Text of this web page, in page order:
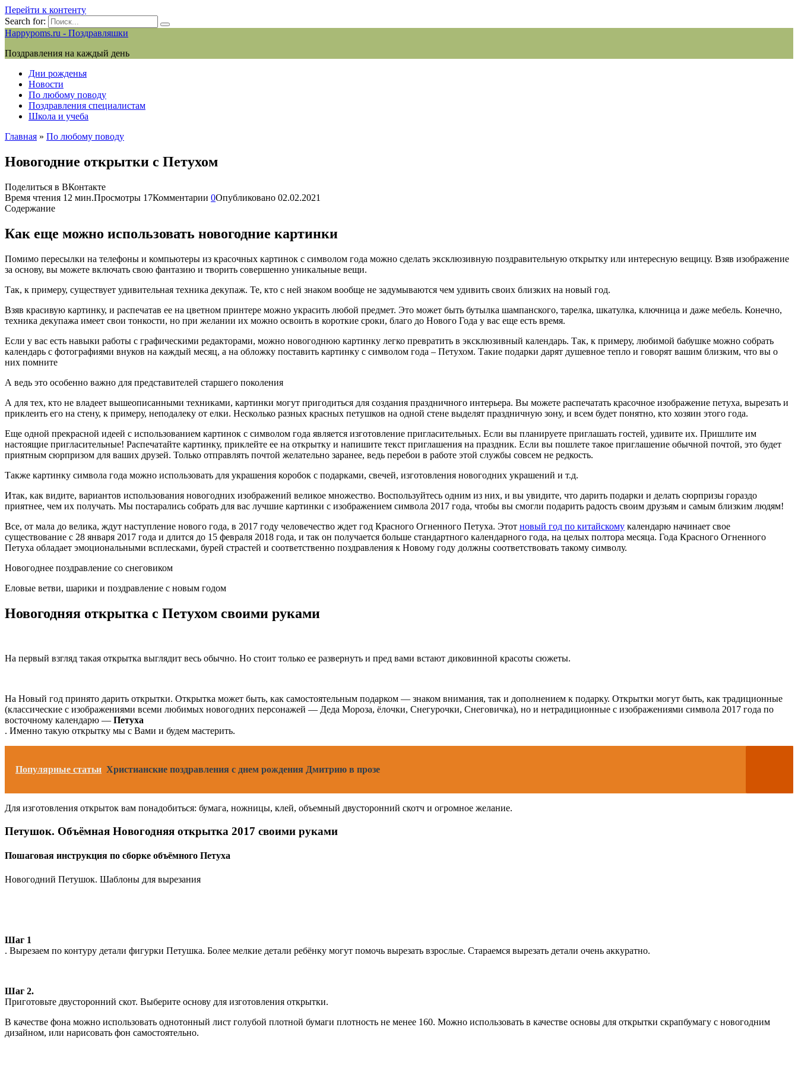
Перейти к контенту
Search for:
Happypoms.ru - Поздравляшки
Поздравления на каждый день
Дни рожденья
Новости
По любому поводу
Поздравления специалистам
Школа и учеба
Главная » По любому поводу
Новогодние открытки с Петухом
Поделиться в ВКонтакте
Время чтения 12 мин.Просмотры 17Комментарии 0Опубликовано 02.02.2021
Содержание
Как еще можно использовать новогодние картинки
Помимо пересылки на телефоны и компьютеры из красочных картинок с символом года можно сделать эксклюзивную поздравительную открытку или интересную вещицу. Взяв изображение
за основу, вы можете включать свою фантазию и творить совершенно уникальные вещи.
Так, к примеру, существует удивительная техника декупаж. Те, кто с ней знаком вообще не задумываются чем удивить своих близких на новый год.
Взяв красивую картинку, и распечатав ее на цветном принтере можно украсить любой предмет. Это может быть бутылка шампанского, тарелка, шкатулка, ключница и даже мебель. Конечно,
техника декупажа имеет свои тонкости, но при желании их можно освоить в короткие сроки, благо до Нового Года у вас еще есть время.
Если у вас есть навыки работы с графическими редакторами, можно новогоднюю картинку легко превратить в эксклюзивный календарь. Так, к примеру, любимой бабушке можно собрать
календарь с фотографиями внуков на каждый месяц, а на обложку поставить картинку с символом года – Петухом. Такие подарки дарят душевное тепло и говорят вашим близким, что вы о
них помните
А ведь это особенно важно для представителей старшего поколения
А для тех, кто не владеет вышеописанными техниками, картинки могут пригодиться для создания праздничного интерьера. Вы можете распечатать красочное изображение петуха, вырезать и
приклеить его на стену, к примеру, неподалеку от елки. Несколько разных красных петушков на одной стене выделят праздничную зону, и всем будет понятно, кто хозяин этого года.
Еще одной прекрасной идеей с использованием картинок с символом года является изготовление пригласительных. Если вы планируете приглашать гостей, удивите их. Пришлите им
настоящие пригласительные! Распечатайте картинку, приклейте ее на открытку и напишите текст приглашения на праздник. Если вы пошлете такое приглашение обычной почтой, это будет
приятным сюрпризом для ваших друзей. Только отправлять почтой желательно заранее, ведь перебои в работе этой службы совсем не редкость.
Также картинку символа года можно использовать для украшения коробок с подарками, свечей, изготовления новогодних украшений и т.д.
Итак, как видите, вариантов использования новогодних изображений великое множество. Воспользуйтесь одним из них, и вы увидите, что дарить подарки и делать сюрпризы гораздо
приятнее, чем их получать. Мы постарались собрать для вас лучшие картинки с изображением символа 2017 года, чтобы вы смогли подарить радость своим друзьям и самым близким людям!
Все, от мала до велика, ждут наступление нового года, в 2017 году человечество ждет год Красного Огненного Петуха. Этот новый год по китайскому календарю начинает свое
существование с 28 января 2017 года и длится до 15 февраля 2018 года, и так он получается больше стандартного календарного года, на целых полтора месяца. Года Красного Огненного
Петуха обладает эмоциональными всплесками, бурей страстей и соответственно поздравления к Новому году должны соответствовать такому символу.
Новогоднее поздравление со снеговиком
Еловые ветви, шарики и поздравление с новым годом
Новогодняя открытка с Петухом своими руками
На первый взгляд такая открытка выглядит весь обычно. Но стоит только ее развернуть и пред вами встают диковинной красоты сюжеты.
На Новый год принято дарить открытки. Открытка может быть, как самостоятельным подарком — знаком внимания, так и дополнением к подарку. Открытки могут быть, как традиционные
(классические с изображениями всеми любимых новогодних персонажей — Деда Мороза, ёлочки, Снегурочки, Снеговичка), но и нетрадиционные с изображениями символа 2017 года по
восточному календарю — Петуха
. Именно такую открытку мы с Вами и будем мастерить.
Популярные статьи Христианские поздравления с днем рождения Дмитрию в прозе
Для изготовления открыток вам понадобиться: бумага, ножницы, клей, объемный двусторонний скотч и огромное желание.
Петушок. Объёмная Новогодняя открытка 2017 своими руками
Пошаговая инструкция по сборке объёмного Петуха
Новогодний Петушок. Шаблоны для вырезания
Шаг 1
. Вырезаем по контуру детали фигурки Петушка. Более мелкие детали ребёнку могут помочь вырезать взрослые. Стараемся вырезать детали очень аккуратно.
Шаг 2.
Приготовьте двусторонний скот. Выберите основу для изготовления открытки.
В качестве фона можно использовать однотонный лист голубой плотной бумаги плотность не менее 160. Можно использовать в качестве основы для открытки скрапбумагу с новогодним
дизайном, или нарисовать фон самостоятельно.